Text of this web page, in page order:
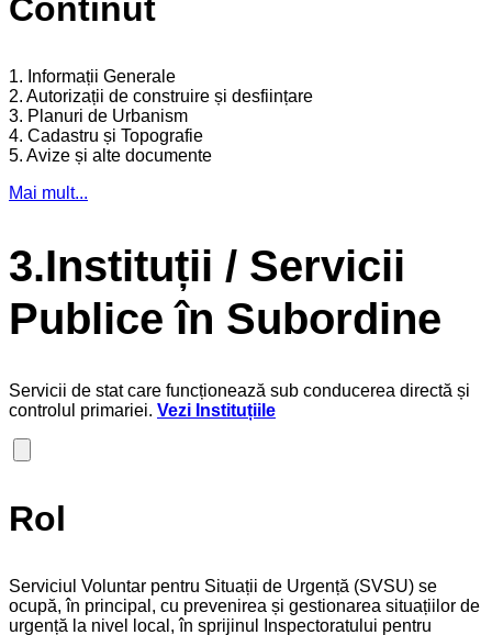
Continut
1. Informații Generale
2. Autorizații de construire și desființare
3. Planuri de Urbanism
4. Cadastru și Topografie
5. Avize și alte documente
Mai mult...
3.Instituții / Servicii
Publice în Subordine
Servicii de stat care funcționează sub conducerea directă și
controlul primariei. Vezi Instituțiile
Rol
Serviciul Voluntar pentru Situații de Urgență (SVSU) se
ocupă, în principal, cu prevenirea și gestionarea situațiilor de
urgență la nivel local, în sprijinul Inspectoratului pentru